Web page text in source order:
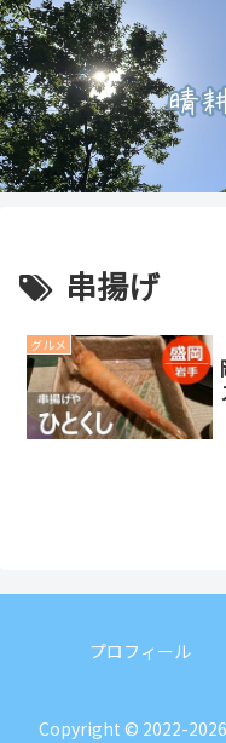
串揚げ
グルメ
プロフィール
Copyright © 2022-